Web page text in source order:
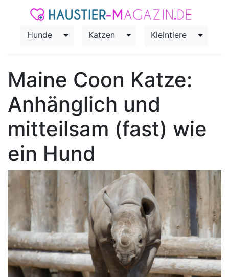
Hunde Toggle Dropdown
Katzen Toggle Dropdown
Kleintiere Toggle
Maine Coon Katze:
Anhänglich und
mitteilsam (fast) wie
ein Hund